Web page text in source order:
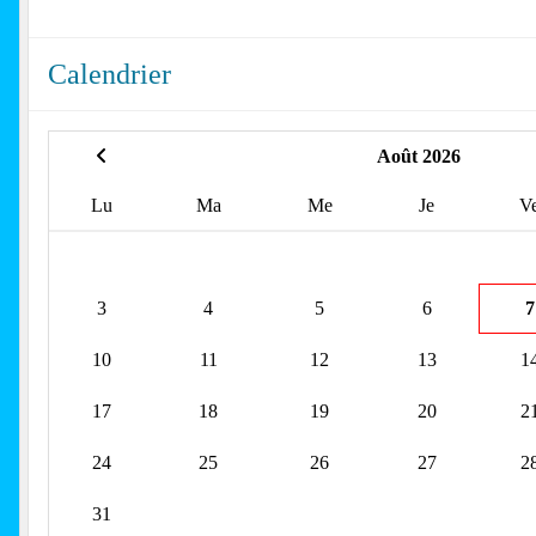
Calendrier
Août 2026
Lu Ma Me Je
3 4 5 6 7
10 11 12 13
17 18 19 20 21
24 25 26 27
31